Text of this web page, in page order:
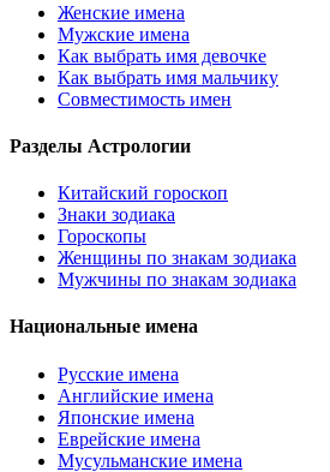
Женские имена
Мужские имена
Как выбрать имя девочке
Как выбрать имя мальчику
Совместимость имен
Разделы Астрологии
Китайский гороскоп
Знаки зодиака
Гороскопы
Женщины по знакам зодиака
Мужчины по знакам зодиака
Национальные имена
Русские имена
Английские имена
Японские имена
Еврейские имена
Мусульманские имена